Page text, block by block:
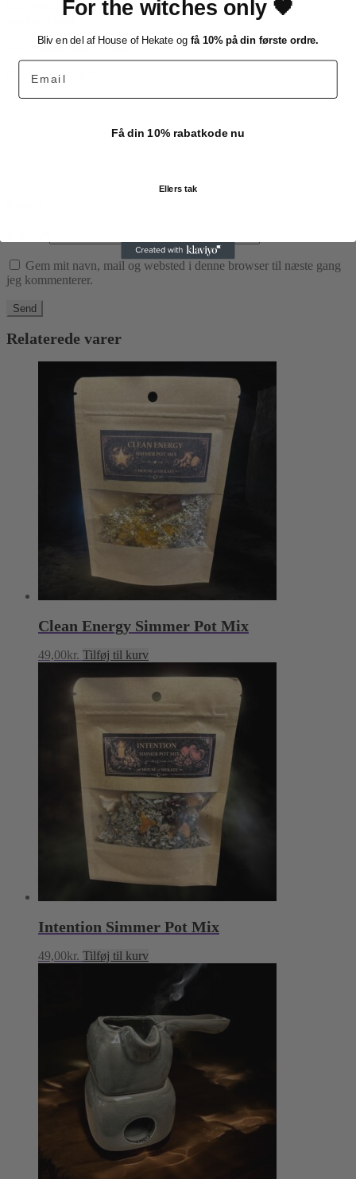
Din e-mailadresse vil ikke blive publiceret. Krævede felter er
markeret med *
Din bedømmelse *
Din anmeldelse
Gem mit navn, mail og websted i denne browser til næste gang
jeg kommenterer.
Relaterede varer
Clean Energy Simmer Pot Mix
49,00kr. Tilføj til kurv
Intention Simmer Pot Mix
49,00kr. Tilføj til kurv
For the witches only 🖤
Bliv en del af House of Hekate og få 10% på din første ordre.
Email
Få din 10% rabatkode nu
Ellers tak